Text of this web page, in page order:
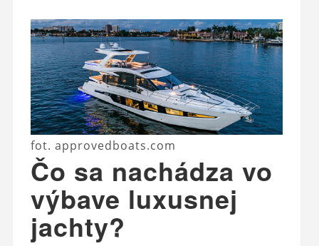
fot. approvedboats.com
Čo sa nachádza vo
výbave luxusnej
jachty?